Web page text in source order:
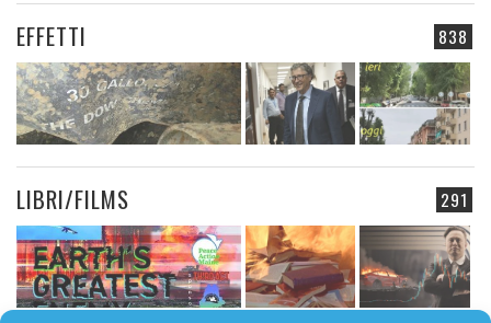
838
EFFETTI
291
LIBRI/FILMS